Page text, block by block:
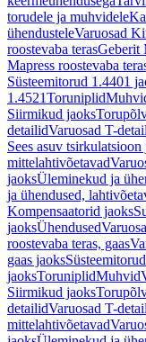
torudele ja muhvidele
ühendusteleVaruosad
roostevaba terasGeberit
Mapress roostevaba
Süsteemitorud 1.4401
1.4521Toruniplid
Siirmikud jaoks
detailidVaruosad T-
Sees asuv tsirkulatsioon
mittelahtivõetavad
jaoksÜleminekud ja
ja ühendused,
Kompensaatorid jaoks
jaoksÜhendused
roostevaba teras, gaas
gaas jaoks
jaoksToruniplidMuhvid
Siirmikud jaoks
detailidVaruosad T-
mittelahtivõetavad